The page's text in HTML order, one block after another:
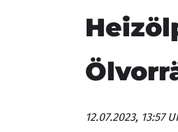
12.07.2023, 13:57